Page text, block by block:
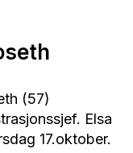
(57)
Elsa
17.oktober.